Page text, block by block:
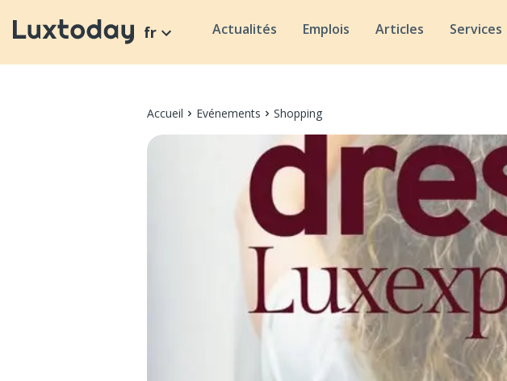
fr Actualités Emplois Articles Services
Accueil Evénements Shopping